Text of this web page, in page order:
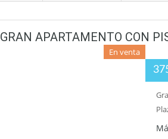
GRAN APARTAMENTO CON
En venta